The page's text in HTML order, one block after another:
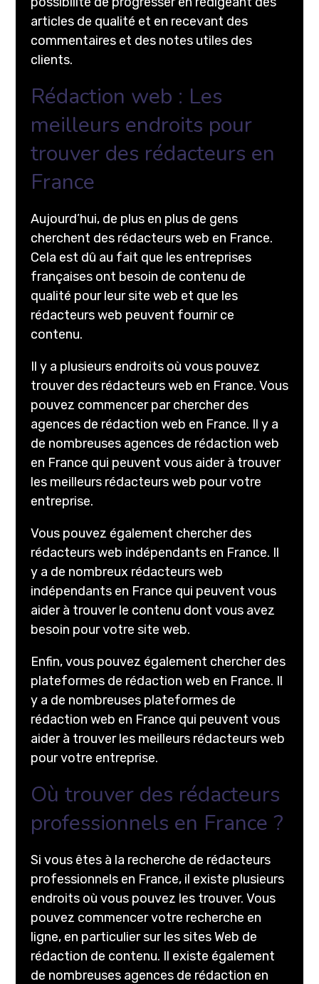
articles de qualité et en recevant des
commentaires et des notes utiles des
clients.
Rédaction web : Les
meilleurs endroits pour
trouver des rédacteurs en
France
Aujourd’hui, de plus en plus de gens
cherchent des rédacteurs web en France.
Cela est dû au fait que les entreprises
françaises ont besoin de contenu de
qualité pour leur site web et que les
rédacteurs web peuvent fournir ce
contenu.
Il y a plusieurs endroits où vous pouvez
trouver des rédacteurs web en France. Vous
pouvez commencer par chercher des
agences de rédaction web en France. Il y a
de nombreuses agences de rédaction web
en France qui peuvent vous aider à trouver
les meilleurs rédacteurs web pour votre
entreprise.
Vous pouvez également chercher des
rédacteurs web indépendants en France. Il
y a de nombreux rédacteurs web
indépendants en France qui peuvent vous
aider à trouver le contenu dont vous avez
besoin pour votre site web.
Enfin, vous pouvez également chercher des
plateformes de rédaction web en France. Il
y a de nombreuses plateformes de
rédaction web en France qui peuvent vous
aider à trouver les meilleurs rédacteurs web
pour votre entreprise.
Où trouver des rédacteurs
professionnels en France ?
Si vous êtes à la recherche de rédacteurs
professionnels en France, il existe plusieurs
endroits où vous pouvez les trouver. Vous
pouvez commencer votre recherche en
ligne, en particulier sur les sites Web de
rédaction de contenu. Il existe également
de nombreuses agences de rédaction en